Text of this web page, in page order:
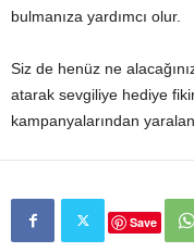
bulmanıza yardımcı olur.
Siz de henüz ne
atarak sevgiliye hediye
kampanyalarından
Save